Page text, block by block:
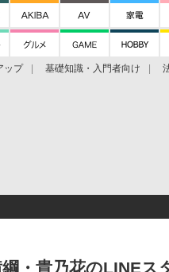
ップ 基礎知識・入門者向け
・貴乃花のLINEス